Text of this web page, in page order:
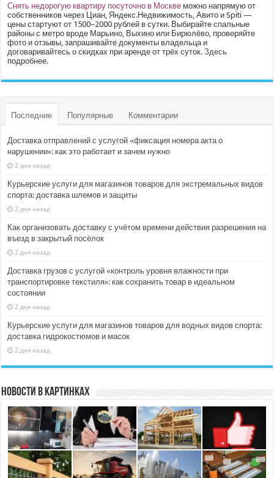
Снять недорогую квартиру посуточно в Москве можно напрямую от
собственников через Циан, Яндекс.Недвижимость, Авито и Spiti —
цены стартуют от 1500–2000 рублей в сутки. Выбирайте спальные
районы с метро вроде Марьино, Выхино или Бирюлёво, проверяйте
фото и отзывы, запрашивайте документы владельца и
договаривайтесь о скидках при аренде от трёх суток.Здесь
подробнее.
Последние Популярные Комментарии
Доставка отправлений с услугой «фиксация номера акта о
нарушении»: как это работает и зачем нужно
2 дня назад
Курьерские услуги для магазинов товаров для экстремальных видов
спорта: доставка шлемов и защиты
2 дня назад
Как организовать доставку с учётом времени действия разрешения на
въезд в закрытый посёлок
2 дня назад
Доставка грузов с услугой «контроль уровня влажности при
транспортировке текстиля»: как сохранить товар в идеальном
состоянии
2 дня назад
Курьерские услуги для магазинов товаров для водных видов спорта:
доставка гидрокостюмов и масок
2 дня назад
Новости в картинках